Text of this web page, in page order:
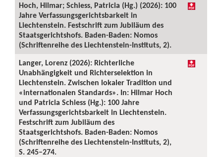
Hoch, Hilmar; Schiess, Patricia (Hg.) (2026): 100
Jahre Verfassungsgerichtsbarkeit in
Liechtenstein. Festschrift zum Jubiläum des
Staatsgerichtshofs. Baden-Baden: Nomos
(Schriftenreihe des Liechtenstein-Instituts, 2).
Langer, Lorenz (2026): Richterliche
Unabhängigkeit und Richterselektion in
Liechtenstein. Zwischen lokaler Tradition und
«internationalen Standards». In: Hilmar Hoch
und Patricia Schiess (Hg.): 100 Jahre
Verfassungsgerichtsbarkeit in Liechtenstein.
Festschrift zum Jubiläum des
Staatsgerichtshofs. Baden-Baden: Nomos
(Schriftenreihe des Liechtenstein-Instituts, 2),
S. 245–274.